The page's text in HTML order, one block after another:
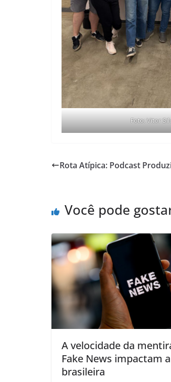
Foto: Vitor
Rota Atípica: Podcast
Você pode
A velocidade da
Fake News impactam
brasileira